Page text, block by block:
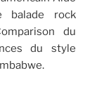
balade rock
du
du style